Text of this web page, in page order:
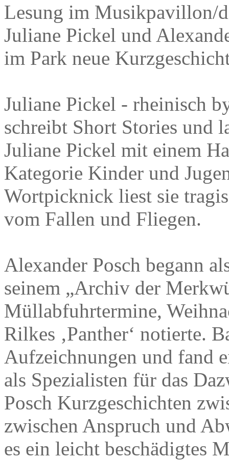
Lesung im Musikpavillon/
Juliane Pickel und
im Park neue
Juliane Pickel - rheinisch
schreibt Short Stories und
Juliane Pickel mit einem
Kategorie Kinder und
Wortpicknick liest sie
vom Fallen und Fliegen.
Alexander Posch begann
seinem „Archiv der
Müllabfuhrtermine,
Rilkes ‚Panther‘ notierte.
Aufzeichnungen und fand
als Spezialisten für das
Posch Kurzgeschichten
zwischen Anspruch und
es ein leicht beschädigtes